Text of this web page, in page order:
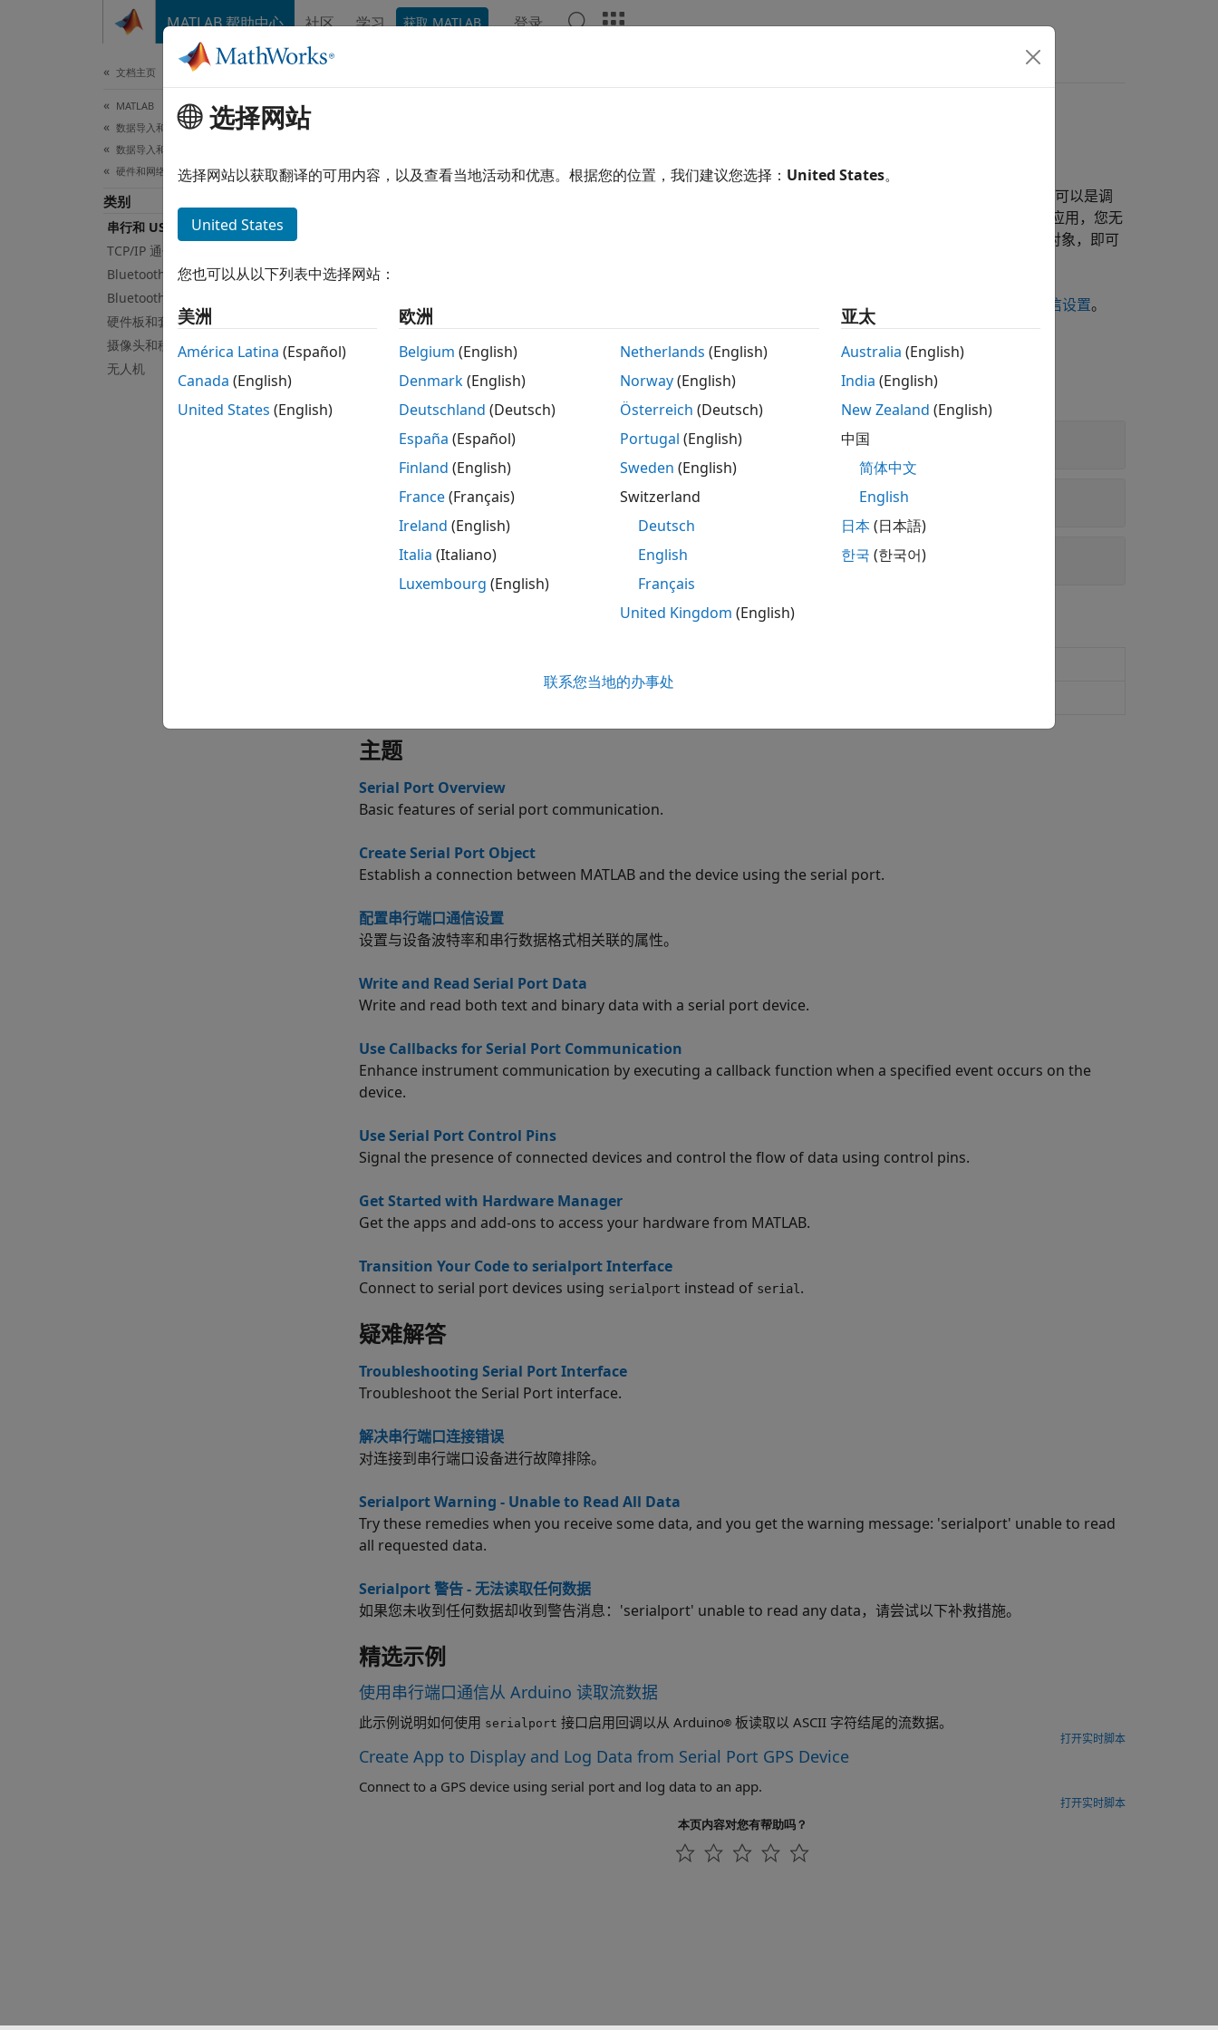
MATLAB 帮助中心 社区 学习 获取 MATLAB 登录
文档主页
MATLAB
数据导入和分析
数据导入和导出
硬件和网络通信
类别
串行和 USB 通信
TCP/IP 通信
Bluetooth 通信
Bluetooth 低功耗通信
硬件板和套件
摄像头和移动传感
无人机
读取和写入连接到串行端口的设备
串行通信是在两个或更多设备之间进行最常见的低级别协议通信。通常，一个设备是一台计算机，另一个设备可以是调
硬件、另一台计算机或科学仪器，如示波器或函数生成器。对于许多串行端口应用，您无
对象，即可
serialport对象和设备必须具有相同的通信设置，才能写入或读取数据。有关信息，请参阅 配置串行端口通信设置。
函数
全部展开
连接和配置
读取和写入
控制引脚和内存
主题
Serial Port Overview
Basic features of serial port communication.
Create Serial Port Object
Establish a connection between MATLAB and the device using the serial port.
配置串行端口通信设置
设置与设备波特率和串行数据格式相关联的属性。
Write and Read Serial Port Data
Write and read both text and binary data with a serial port device.
Use Callbacks for Serial Port Communication
Enhance instrument communication by executing a callback function when a specified event occurs on the
device.
Use Serial Port Control Pins
Signal the presence of connected devices and control the flow of data using control pins.
Get Started with Hardware Manager
Get the apps and add-ons to access your hardware from MATLAB.
Transition Your Code to serialport Interface
Connect to serial port devices using serialport instead of serial .
疑难解答
Troubleshooting Serial Port Interface
Troubleshoot the Serial Port interface.
解决串行端口连接错误
对连接到串行端口设备进行故障排除。
Serialport Warning - Unable to Read All Data
Try these remedies when you receive some data, and you get the warning message: 'serialport' unable to read
all requested data.
Serialport 警告 - 无法读取任何数据
如果您未收到任何数据却收到警告消息：'serialport' unable to read any data，请尝试以下补救措施。
精选示例
使用串行端口通信从 Arduino 读取流数据
此示例说明如何使用 serialport 接口启用回调以从 Arduino® 板读取以 ASCII 字符结尾的流数据。
打开实时脚本
Create App to Display and Log Data from Serial Port GPS Device
Connect to a GPS device using serial port and log data to an app.
打开实时脚本
本页内容对您有帮助吗？
选择网站
选择网站以获取翻译的可用内容，以及查看当地活动和优惠。根据您的位置，我们建议您选择： United States。
United States
您也可以从以下列表中选择网站：
美洲
América Latina (Español)
Canada (English)
United States (English)
欧洲
Belgium (English)
Denmark(English)
Deutschland (Deutsch)
España (Español)
Finland (English)
France(Français)
Ireland (English)
Italia (Italiano)
Luxembourg (English)
Netherlands (English)
Norway(English)
Österreich (Deutsch)
Portugal (English)
Sweden (English)
Switzerland
Deutsch
English
Français
United Kingdom (English)
亚太
Australia (English)
India (English)
New Zealand (English)
中国
简体中文
English
日本(日本語)
한국 (한국어)
联系您当地的办事处